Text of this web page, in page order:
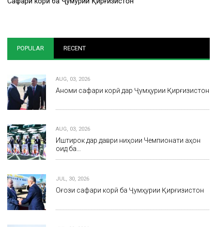
POPULAR RECENT
AUG, 03, 2026
Анҷоми сафари корӣ дар Ҷумҳурии Қирғизистон
AUG, 03, 2026
Иштирок дар даври ниҳоии Чемпионати ҷаҳон
оид ба…
JUL, 30, 2026
Оғози сафари корӣ ба Ҷумҳурии Қирғизистон